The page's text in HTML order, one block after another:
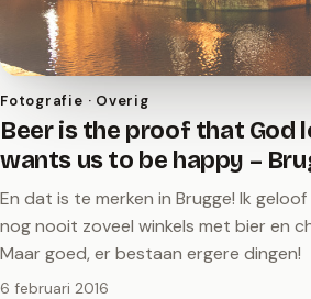
Fotografie · Overig
Beer is the proof that God
wants us to be happy –
En dat is te merken in Brugge! Ik
nog nooit zoveel winkels met bier en
Maar goed, er bestaan ergere dingen!
6 februari 2016